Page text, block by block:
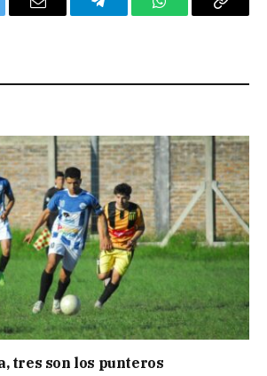
Email TelegramWhatsAppCopy
tres son los punteros